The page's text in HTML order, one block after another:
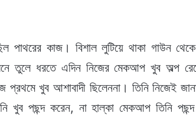
কাজ। বিশাল লুটিয়ে থাকা গাউন
তুলে ধরতে এদিন নিজের মেকআপ খুব অল্প
প্রথমে খুব আশাবাদী ছিলেননা। তিনি নিজেই
খুব পছন্দ করেন, না হাল্কা মেকআপ তিনি